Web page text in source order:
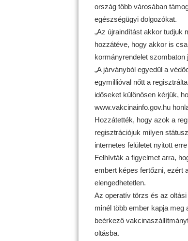
ország több városában
egészségügyi dolgozókat.
„Az újraindítást akkor tudjuk
hozzátéve, hogy akkor is
kormányrendelet
„A járványból egyedül a
egymillióval nőtt a
időseket különösen kérjük,
www.vakcinainfo.gov.hu
Hozzátették, hogy azok a
regisztrációjuk milyen
internetes felületet nyitott
Felhívták a figyelmet arra,
embert képes fertőzni, ezért
elengedhetetlen.
Az operatív törzs és az
minél több ember kapja
beérkező
oltásba.